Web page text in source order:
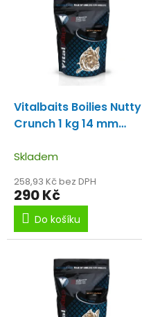
dVitalbaits Boilies Nutty
Crunch 1 kg 14 mm
ořechu a mléčných
proteinů.
Skladem
258,93 Kč bez DPH
290 Kč
Do košíku